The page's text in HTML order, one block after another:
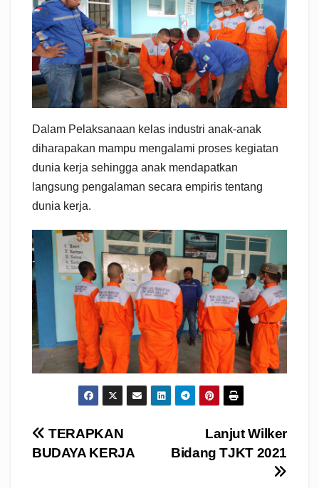
Dalam Pelaksanaan kelas industri anak-anak
diharapakan mampu mengalami proses kegiatan
dunia kerja sehingga anak mendapatkan
langsung pengalaman secara empiris tentang
dunia kerja.
Navigasi
Lanjut Wilker
Bidang TJKT 2021
TERAPKAN
BUDAYA KERJA